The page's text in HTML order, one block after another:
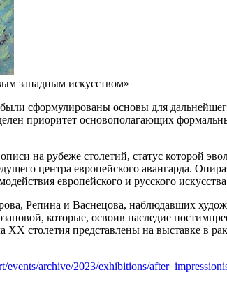
западным искусством»
сформулированы основы для
приоритет основополагающих
на рубеже столетий, статус которой
центра европейского авангарда.
европейского и русского
Репина и Васнецова, наблюдавших
которые, освоив наследие
столетия представлены на выставке в
events/archive/2023/exhibitions/